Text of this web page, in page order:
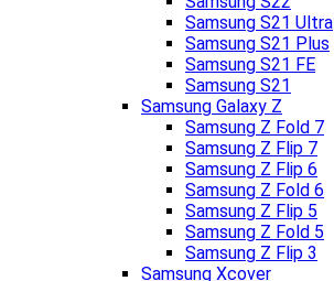
Samsung S21 Ultra
Samsung S21 Plus
Samsung S21 FE
Samsung S21
Samsung Galaxy Z
Samsung Z Fold 7
Samsung Z Flip 7
Samsung Z Flip 6
Samsung Z Fold 6
Samsung Z Flip 5
Samsung Z Fold 5
Samsung Z Flip 3
Samsung Xcover